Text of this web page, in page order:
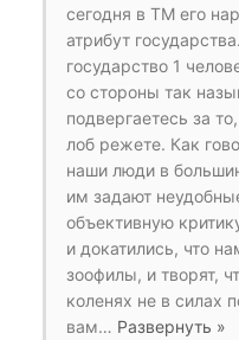
сегодня в ТМ его
атрибут
государство 1
со стороны так
подвергаетесь за
лоб режете. Как
наши люди в
им задают
объективную
и докатились, что
зоофилы, и творят,
коленях не в силах
вам… Развернуть »